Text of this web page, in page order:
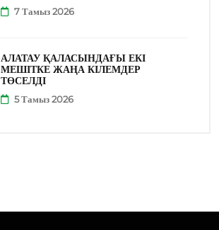
7 Тамыз 2026
АЛАТАУ ҚАЛАСЫНДАҒЫ ЕКІ
МЕШІТКЕ ЖАҢА КІЛЕМДЕР
ТӨСЕЛДІ
5 Тамыз 2026